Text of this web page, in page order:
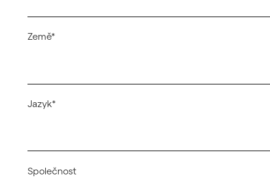
Země*
Jazyk*
Společnost